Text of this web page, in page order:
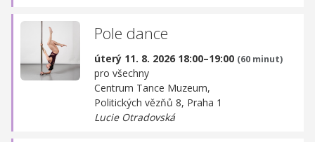
Pole dance
úterý 11. 8. 2026 18:00–19:00 (60 minut)
pro všechny
Centrum Tance Muzeum,
Politických vězňů 8, Praha 1
Lucie Otradovská